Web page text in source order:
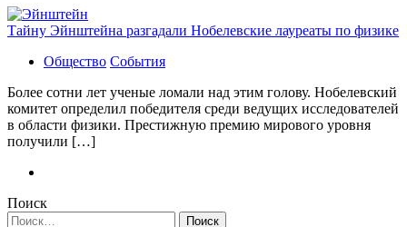
Тайну Эйнштейна разгадали Нобелевские лауреаты по физике
Общество События
Более сотни лет ученые ломали над этим голову. Нобелевский
комитет определил победителя среди ведущих исследователей
в области физики. Престижную премию мирового уровня
получили […]
Поиск
Найти: